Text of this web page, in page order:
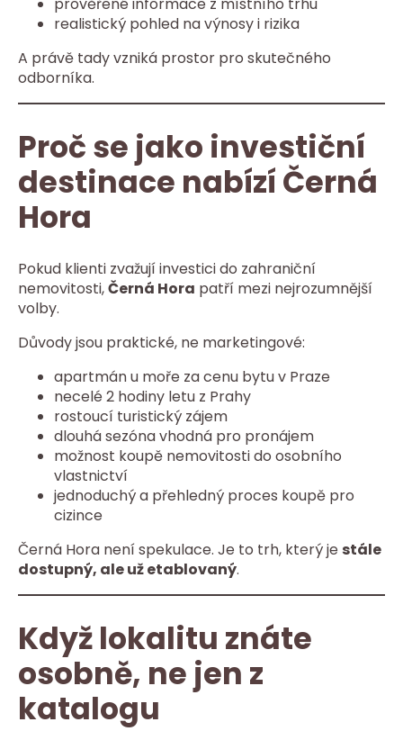
prověřené informace z místního trhu
realistický pohled na výnosy i rizika
A právě tady vzniká prostor pro skutečného
odborníka.
Proč se jako investiční
destinace nabízí Černá
Hora
Pokud klienti zvažují investici do zahraniční
nemovitosti,Černá Hora patří mezi nejrozumnější
volby.
Důvody jsou praktické, ne marketingové:
apartmán u moře za cenu bytu v Praze
necelé 2 hodiny letu z Prahy
rostoucí turistický zájem
dlouhá sezóna vhodná pro pronájem
možnost koupě nemovitosti do osobního
vlastnictví
jednoduchý a přehledný proces koupě pro
cizince
Černá Hora není spekulace. Je to trh, který je stále
dostupný, ale už etablovaný.
Když lokalitu znáte
osobně, ne jen z
katalogu